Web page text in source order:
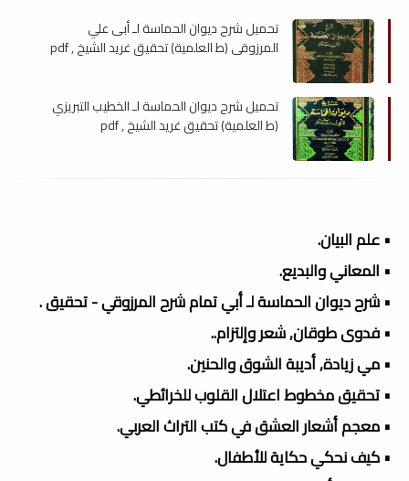
تحميل شرح ديوان الحماسة لـ أبى علي
المرزوقي (ط العلمية) تحقيق غريد الشيخ , pdf
تحميل شرح ديوان الحماسة لـ الخطيب التبريزي
(ط العلمية) تحقيق غريد الشيخ , pdf
• علم البيان.
• المعاني والبديع.
• شرح ديوان الحماسة لـ أبي تمام شرح المرزوقي - تحقيق .
• فدوى طوقان, شعر وإلتزام..
• مي زيادة, أديبة الشوق والحنين.
• تحقيق مخطوط اعتلال القلوب للخرائطي.
• معجم أشعار العشق في كتب التراث العربي.
• كيف نحكي حكاية للأطفال.